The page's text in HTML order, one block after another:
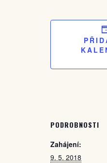
PODROBNOSTI
Zahájení:
9. 5. 2018